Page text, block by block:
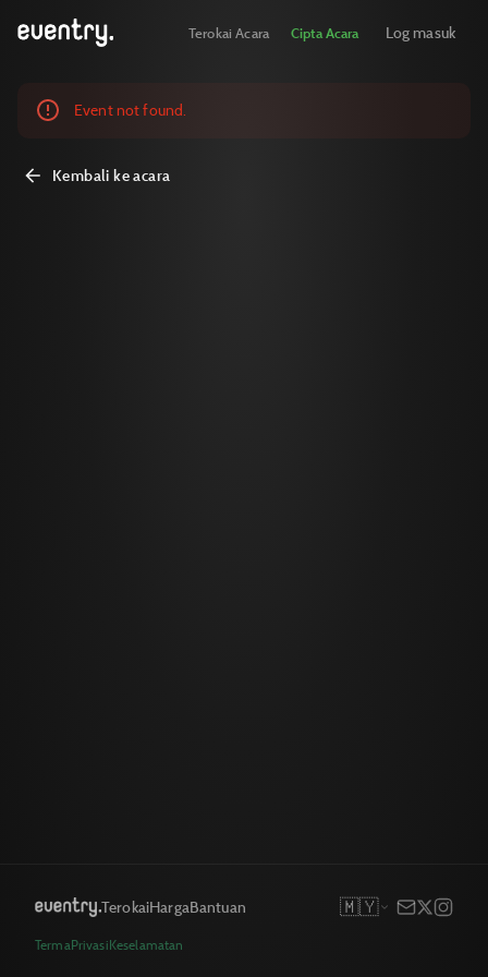
Terokai Acara Cipta Acara Log masuk
Event not found.
Kembali ke acara
TerokaiHargaBantuan 🇲🇾
TermaPrivasiKeselamatan